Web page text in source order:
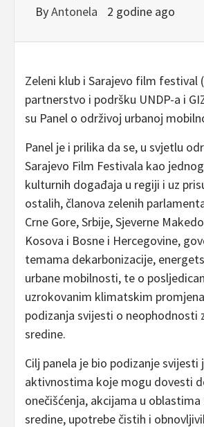
ByAntonela 2 godine ago
Zeleni klub i Sarajevo film festival
partnerstvo i podršku UNDP-a i
su Panel o održivoj urbanoj
Panel je i prilika da se, u svjetlu
Sarajevo Film Festivala kao
kulturnih događaja u regiji i uz
ostalih, članova zelenih
Crne Gore, Srbije, Sjeverne
Kosova i Bosne i Hercegovine,
temama dekarbonizacije,
urbane mobilnosti, te o
uzrokovanim klimatskim
podizanja svijesti o neophodnosti
sredine.
Cilj panela je bio podizanje svijesti
aktivnostima koje mogu dovesti
onečišćenja, akcijama u
sredine, upotrebe čistih i